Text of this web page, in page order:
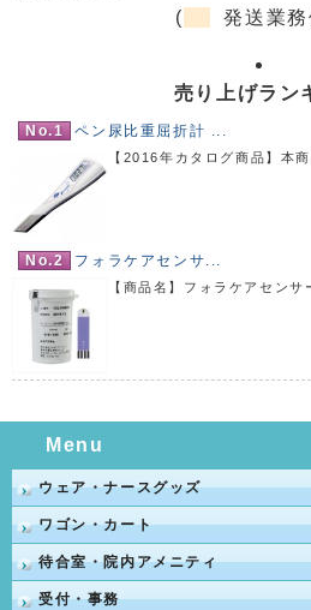
(
発送業務
売り上げラン
No.1 ペン尿比重屈折計 ...
【2016年カタログ商品】本
No.2 フォラケアセンサ...
【商品名】フォラケアセン
Menu
ウェア・ナースグッズ
ワゴン・カート
待合室・院内アメニティ
受付・事務